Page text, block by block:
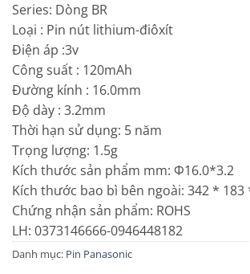
Series: Dòng BR
Loại : Pin nút lithium-điôxít
Điện áp :3v
Công suất : 120mAh
Đường kính : 16.0mm
Độ dày : 3.2mm
Thời hạn sử dụng: 5 năm
Trọng lượng: 1.5g
Kích thước sản phẩm mm: Φ16.0*3.2
Kích thước bao bì bên ngoài: 342 * 183
Chứng nhận sản phẩm: ROHS
LH: 0373146666-0946448182
Danh mục: Pin Panasonic